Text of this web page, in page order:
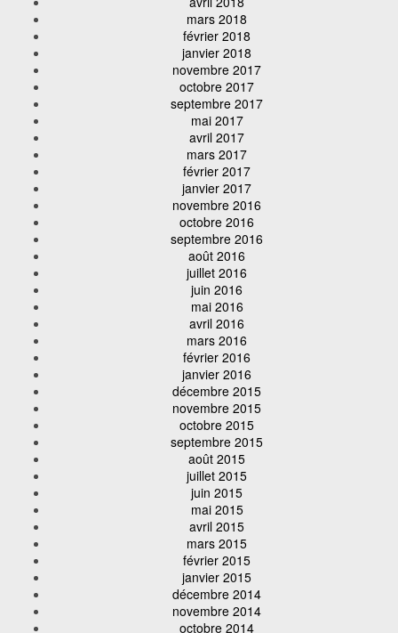
mars 2018
février 2018
janvier 2018
novembre 2017
octobre 2017
septembre 2017
mai 2017
avril 2017
mars 2017
février 2017
janvier 2017
novembre 2016
octobre 2016
septembre 2016
août 2016
juillet 2016
juin 2016
mai 2016
avril 2016
mars 2016
février 2016
janvier 2016
décembre 2015
novembre 2015
octobre 2015
septembre 2015
août 2015
juillet 2015
juin 2015
mai 2015
avril 2015
mars 2015
février 2015
janvier 2015
décembre 2014
novembre 2014
octobre 2014